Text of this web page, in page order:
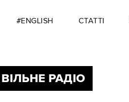
#ENGLISH СТАТТІ
РАДІО